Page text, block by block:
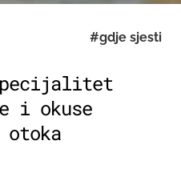
#gdje sjesti
i okuse